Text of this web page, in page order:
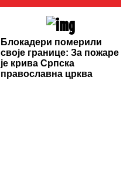
Блокадери померили
своје границе: За пожаре
је крива Српска
православна црква